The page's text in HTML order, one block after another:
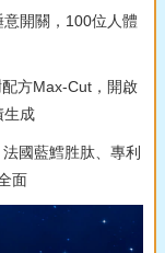
開關，100位人體
方Max-Cut，開啟
生成
國藍鱈胜肽、專利
面